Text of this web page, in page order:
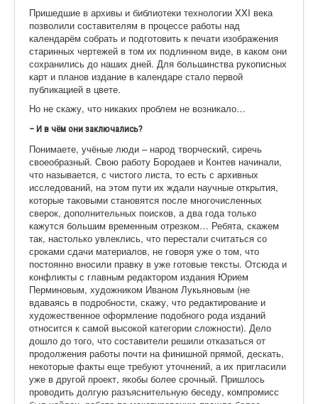
Пришедшие в архивы и библиотеки технологии XXI века
позволили составителям в процессе работы над
календарём собрать и подготовить к печати изображения
старинных чертежей в том их подлинном виде, в каком они
сохранились до наших дней. Для большинства рукописных
карт и планов издание в календаре стало первой
публикацией в цвете.
Но не скажу, что никаких проблем не возникало…
– И в чём они заключались?
Понимаете, учёные люди – народ творческий, сиречь
своеобразный. Свою работу Бородаев и Контев начинали,
что называется, с чистого листа, то есть с архивных
исследований, на этом пути их ждали научные открытия,
которые таковыми становятся после многочисленных
сверок, дополнительных поисков, а два года только
кажутся большим временным отрезком… Ребята, скажем
так, настолько увлеклись, что перестали считаться со
сроками сдачи материалов, не говоря уже о том, что
постоянно вносили правку в уже готовые тексты. Отсюда и
конфликты с главным редактором издания Юрием
Перминовым, художником Иваном Лукьяновым (не
вдаваясь в подробности, скажу, что редактирование и
художественное оформление подобного рода изданий
относится к самой высокой категории сложности). Дело
дошло до того, что составители решили отказаться от
продолжения работы почти на финишной прямой, дескать,
некоторые факты еще требуют уточнений, а их пригласили
уже в другой проект, якобы более срочный. Пришлось
проводить долгую разъяснительную беседу, компромисс